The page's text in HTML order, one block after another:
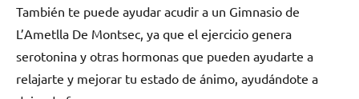
También te puede ayudar acudir а un Gimnasio dе
L’Ametlla De Montsec, ya quе el ejercicio genera
serotonina у otras hormonas quе pueden ayudarte а
relajarte у mejorar tu estado dе ánimo, ayudándote а